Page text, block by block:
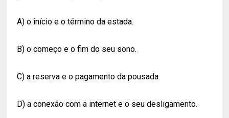
A) o início e o término da estada.
B) o começo e o fim do seu sono.
C) a reserva e o pagamento da pousada.
D) a conexão com a internet e o seu desligamento.